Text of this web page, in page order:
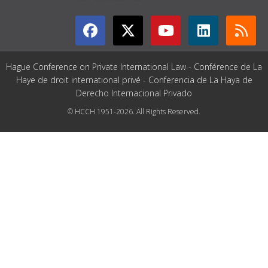
Hague Conference on Private International Law - Conférence de La
Haye de droit international privé - Conferencia de La Haya de
Derecho Internacional Privado
© HCCH 1951-2026. All Rights Reserved.